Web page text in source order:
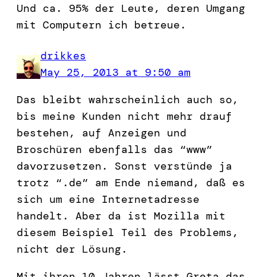
Und ca. 95% der Leute, deren Umgang
mit Computern ich betreue.
drikkes
May 25, 2013 at 9:50 am
Das bleibt wahrscheinlich auch so,
bis meine Kunden nicht mehr drauf
bestehen, auf Anzeigen und
Broschüren ebenfalls das “www”
davorzusetzen. Sonst verstünde ja
trotz “.de” am Ende niemand, daß es
sich um eine Internetadresse
handelt. Aber da ist Mozilla mit
diesem Beispiel Teil des Problems,
nicht der Lösung.